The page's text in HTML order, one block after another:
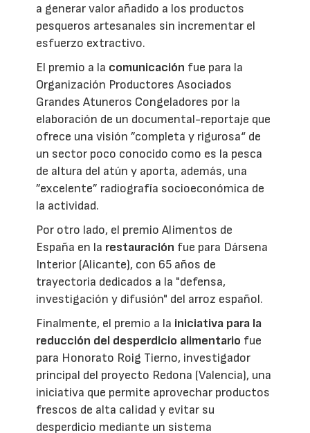
a generar valor añadido a los productos
pesqueros artesanales sin incrementar el
esfuerzo extractivo.
El premio a la comunicación fue para la
Organización Productores Asociados
Grandes Atuneros Congeladores por la
elaboración de un documental-reportaje que
ofrece una visión ”completa y rigurosa“ de
un sector poco conocido como es la pesca
de altura del atún y aporta, además, una
”excelente” radiografía socioeconómica de
la actividad.
Por otro lado, el premio Alimentos de
España en la restauración fue para Dársena
Interior (Alicante), con 65 años de
trayectoria dedicados a la "defensa,
investigación y difusión" del arroz español.
Finalmente, el premio a la iniciativa para la
reducción del desperdicio alimentario fue
para Honorato Roig Tierno, investigador
principal del proyecto Redona (Valencia), una
iniciativa que permite aprovechar productos
frescos de alta calidad y evitar su
desperdicio mediante un sistema